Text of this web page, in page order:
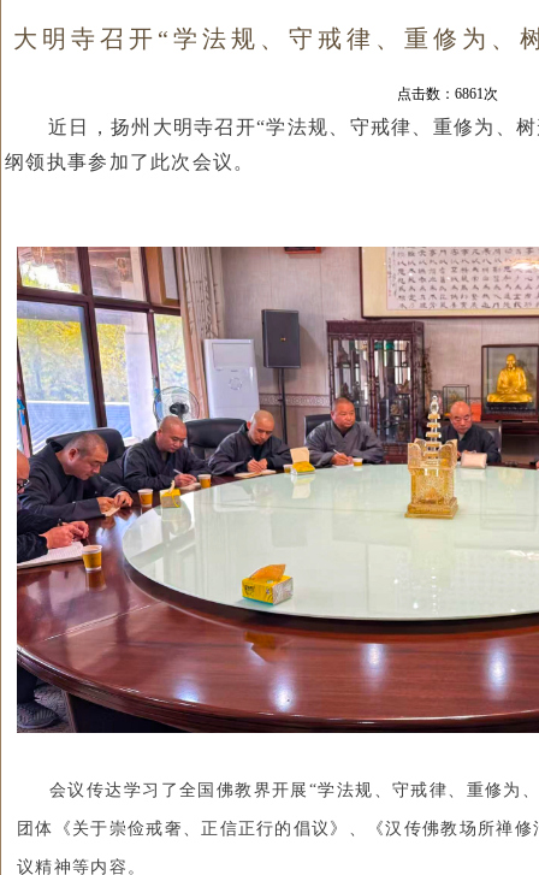
大明寺召开“学法规、守戒律、重修为、
点击数：6861次
近日，扬州大明寺召开“学法规、守戒律、重修为、
纲领执事参加了此次会议。
会议传达学习了全国佛教界开展“学法规、守戒律、重修为
团体《关于崇俭戒奢、正信正行的倡议》、《汉传佛教场所禅
议精神等内容。